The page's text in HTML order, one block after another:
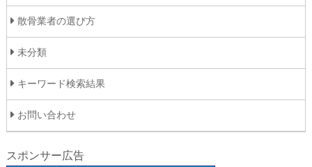
散骨業者の選び方
未分類
キーワード検索結果
お問い合わせ
スポンサー広告